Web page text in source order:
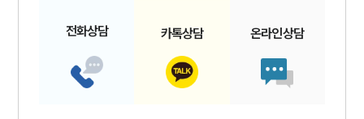
전화상담 카톡상담 온라인상담